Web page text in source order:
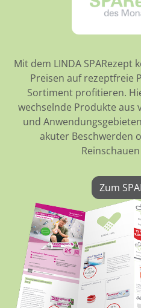
Mit dem LINDA SPARezept
Preisen auf rezeptfreie
Sortiment profitieren.
wechselnde Produkte aus
und
akuter Beschwerden
Zum